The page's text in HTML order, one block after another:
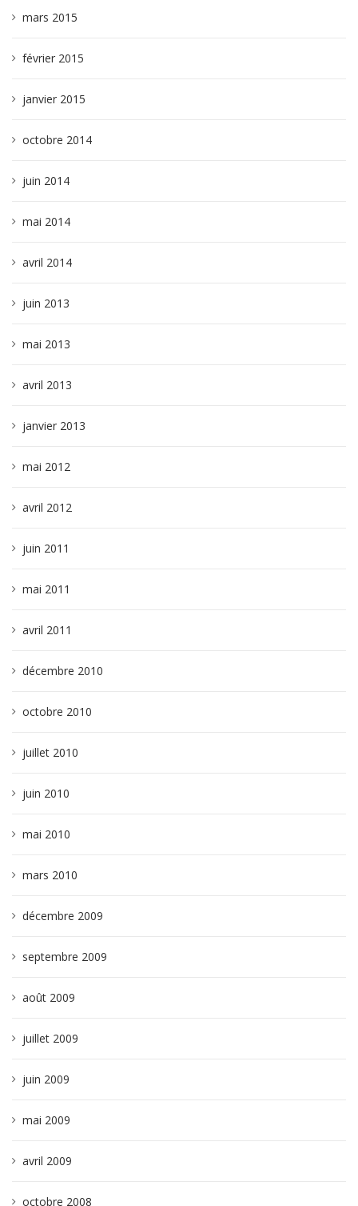
mars 2015
février 2015
janvier 2015
octobre 2014
juin 2014
mai 2014
avril 2014
juin 2013
mai 2013
avril 2013
janvier 2013
mai 2012
avril 2012
juin 2011
mai 2011
avril 2011
décembre 2010
octobre 2010
juillet 2010
juin 2010
mai 2010
mars 2010
décembre 2009
septembre 2009
août 2009
juillet 2009
juin 2009
mai 2009
avril 2009
octobre 2008